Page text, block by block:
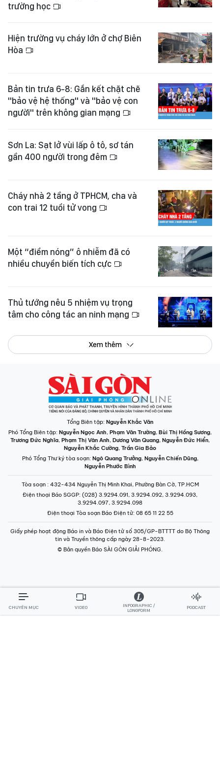
trường học
Hiện trường vụ cháy lớn ở chợ Biên
Hòa
Bản tin trưa 6-8: Gắn kết chặt chẽ
"bảo vệ hệ thống" và "bảo vệ con
người" trên không gian mạng
Sơn La: Sạt lở vùi lấp ô tô, sơ tán
gần 400 người trong đêm
Cháy nhà 2 tầng ở TPHCM, cha và
con trai 12 tuổi tử vong
Một “điểm nóng” ô nhiễm đã có
nhiều chuyển biến tích cực
Thủ tướng nêu 5 nhiệm vụ trọng
tâm cho công tác an ninh mạng
Xem thêm
Tổng Biên tập: Nguyễn Khắc Văn
Phó Tổng Biên tập: Nguyễn Ngọc Anh, Phạm Văn Trường, Bùi Thị Hồng Sương,
Trương Đức Nghĩa, Phạm Thị Vân Anh, Dương Văn Quang, Nguyễn Đức Hiển,
Nguyễn Khắc Cường, Trần Gia Bảo
Phó Tổng Thư ký tòa soạn: Ngô Quang Trưởng, Nguyễn Chiến Dũng,
Nguyễn Phước Bình
Tòa soạn : 432-434 Nguyễn Thị Minh Khai, Phường Bàn Cờ, TP.HCM
Điện thoại Báo SGGP: (028) 3.9294.091, 3.9294.092, 3.9294.093,
3.9294.097, 3.9294.098
Điện thoại Tòa soạn Báo Điện tử: 08 65 11 22 55
Giấy phép hoạt động Báo in và Báo Điện tử số 305/GP-BTTTT do Bộ Thông
tin và Truyền thông cấp ngày 28-8-2023.
© Bản quyền Báo SÀI GÒN GIẢI PHÓNG.
CHUYÊN MỤC VIDEO
INFOGRAPHIC /
LONGFORM
PODCAST